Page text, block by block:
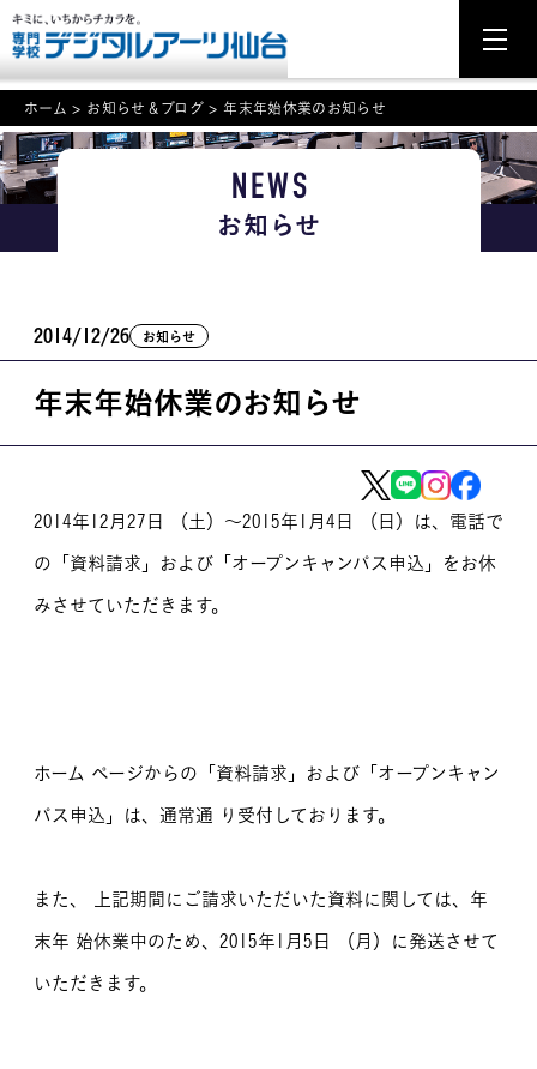
NEWS
学科・専攻案内
学校案内
就職・資格
学びの環境
MOVIE
卒業生のみなさま
交通アクセス
学校情報公開
よくある質問
個人情報保護
ホーム > お知らせ＆ブログ >年末年始休業のお知らせ
NEWS
お知らせ
2014/12/26 お知らせ
年末年始休業のお知らせ
2014年12月27日 （土）～2015年1月4日 （日）は、電話で
の「資料請求」および「オープンキャンパス申込」をお休
みさせていただきます。
ホーム ページからの「資料請求」および「オープンキャン
パス申込」は、通常通 り受付しております。
また、 上記期間にご請求いただいた資料に関しては、年
末年 始休業中のため、2015年1月5日 （月）に発送させて
いただきます。